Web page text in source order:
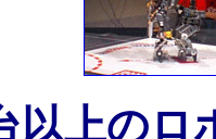
以上のロ